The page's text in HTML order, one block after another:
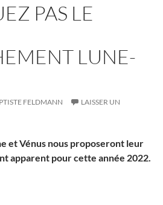
PAS LE
LUNE-
FELDMANN
LAISSER UN
et Vénus nous proposeront leur
apparent pour cette année 2022.